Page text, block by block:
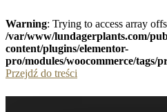
Warning: Trying to access array
/var/www/lundagerplants.com/
content/plugins/elementor-
pro/modules/woocommerce/tags/
Przejdź do treści